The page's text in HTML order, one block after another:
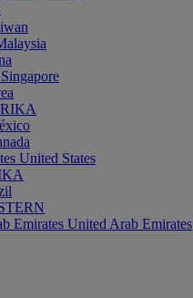
Singapore
United States
United Arab Emirates